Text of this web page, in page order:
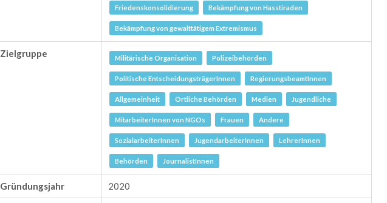
Friedenskonsolidierung Bekämpfung von Hasstiraden
Bekämpfung von gewalttätigem Extremismus
Zielgruppe Militärische Organisation Polizeibehörden
Politische EntscheidungsträgerInnen RegierungsbeamtInnen
Allgemeinheit Örtliche Behörden Medien Jugendliche
MitarbeiterInnen von NGOs Frauen Andere
SozialarbeiterInnen JugendarbeiterInnen LehrerInnen
Behörden JournalistInnen
Gründungsjahr 2020